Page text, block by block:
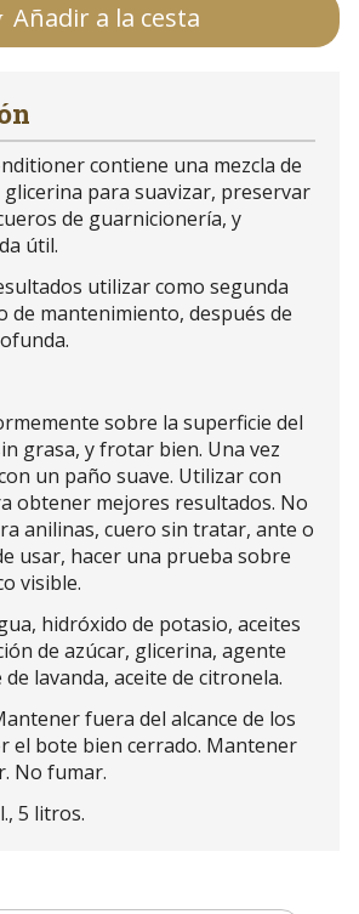
Añadir a la cesta
contiene una mezcla de
glicerina para suavizar, preservar
de guarnicionería, y
útil.
utilizar como segunda
de mantenimiento, después de
sobre la superficie del
grasa, y frotar bien. Una vez
un paño suave. Utilizar con
obtener mejores resultados. No
anilinas, cuero sin tratar, ante o
usar, hacer una prueba sobre
visible.
hidróxido de potasio, aceites
de azúcar, glicerina, agente
lavanda, aceite de citronela.
fuera del alcance de los
el bote bien cerrado. Mantener
No fumar.
5 litros.